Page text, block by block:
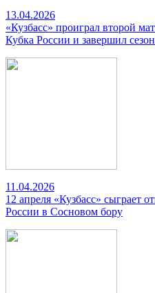
13.04.2026
«Кузбасс» проиграл второй
Кубка России и завершил
11.04.2026
12 апреля «Кузбасс» сыграет
России в Сосновом бору